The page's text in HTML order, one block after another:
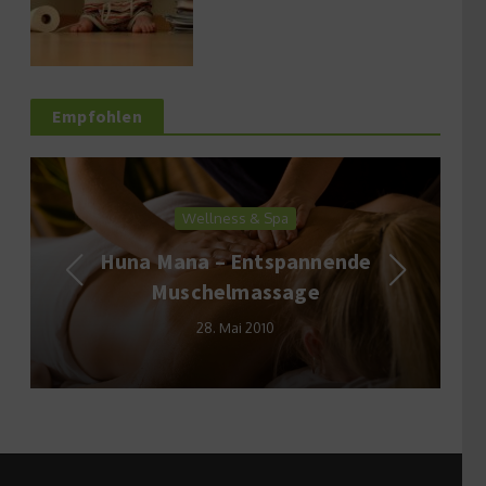
Empfohlen
Wellness & Spa
Huna Mana – Entspannende
Muschelmassage
28. Mai 2010